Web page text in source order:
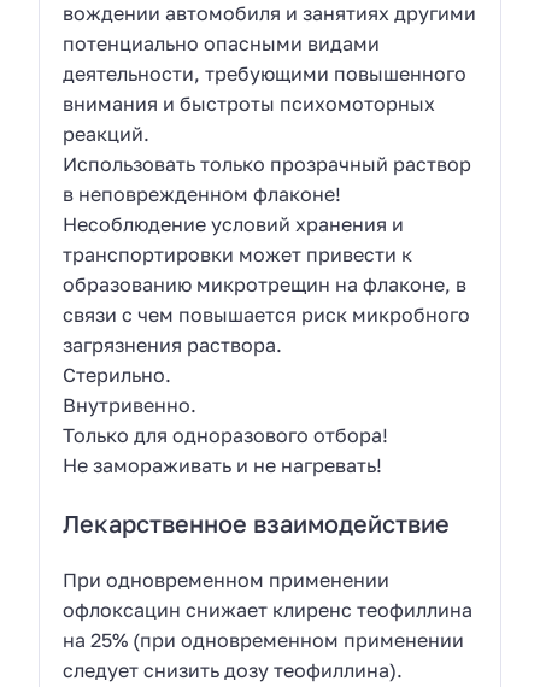
вождении автомобиля и занятиях другими
потенциально опасными видами
деятельности, требующими повышенного
внимания и быстроты психомоторных
реакций.
Использовать только прозрачный раствор
в неповрежденном флаконе!
Несоблюдение условий хранения и
транспортировки может привести к
образованию микротрещин на флаконе, в
связи с чем повышается риск микробного
загрязнения раствора.
Стерильно.
Внутривенно.
Только для одноразового отбора!
Не замораживать и не нагревать!
Лекарственное взаимодействие
При одновременном применении
офлоксацин снижает клиренс теофиллина
на 25% (при одновременном применении
следует снизить дозу теофиллина).